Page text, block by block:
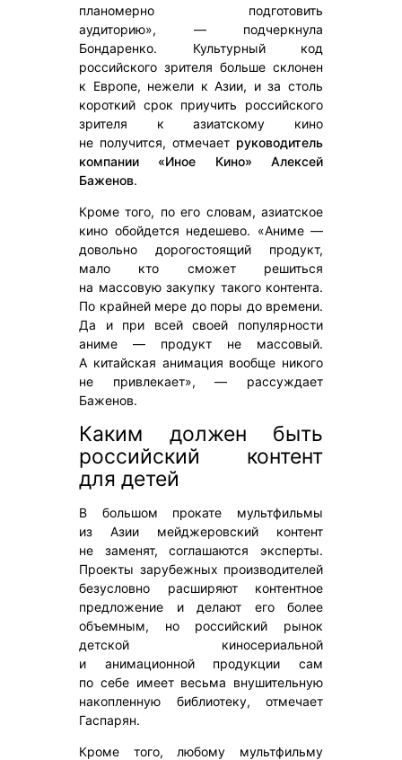
планомерно подготовить
аудиторию», — подчеркнула
Бондаренко. Культурный код
российского зрителя больше склонен
к Европе, нежели к Азии, и за столь
короткий срок приучить российского
зрителя к азиатскому кино
не получится, отмечает руководитель
компании «Иное Кино» Алексей
Баженов.
Кроме того, по его словам, азиатское
кино обойдется недешево. «Аниме —
довольно дорогостоящий продукт,
мало кто сможет решиться
на массовую закупку такого контента.
По крайней мере до поры до времени.
Да и при всей своей популярности
аниме — продукт не массовый.
А китайская анимация вообще никого
не привлекает», — рассуждает
Баженов.
Каким должен быть
российский контент
для детей
В большом прокате мультфильмы
из Азии мейджеровский контент
не заменят, соглашаются эксперты.
Проекты зарубежных производителей
безусловно расширяют контентное
предложение и делают его более
объемным, но российский рынок
детской киносериальной
и анимационной продукции сам
по себе имеет весьма внушительную
накопленную библиотеку, отмечает
Гаспарян.
Кроме того, любому мультфильму